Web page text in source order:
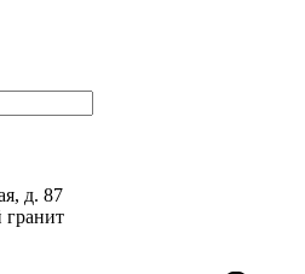
д. 87
гранит